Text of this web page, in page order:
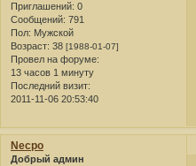
Приглашений: 0
Сообщений: 791
Пол: Мужской
Возраст: 38 [1988-01-07]
Провел на форуме:
13 часов 1 минуту
Последний визит:
2011-11-06 20:53:40
Necpo
Добрый админ